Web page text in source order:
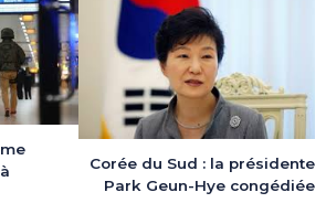
Corée du Sud : la présidente
Park Geun-Hye congédiée